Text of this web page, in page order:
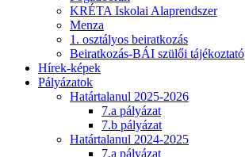
KRÉTA Iskolai Alaprendszer
Menza
1. osztályos beiratkozás
Beiratkozás-BÁI szülői tájékoztató
Hírek-képek
Pályázatok
Határtalanul 2025-2026
7.a pályázat
7.b pályázat
Határtalanul 2024-2025
7.a pályázat